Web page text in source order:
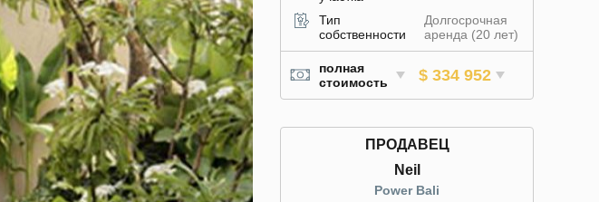
Тип
собственности
Долгосрочная
аренда (20 лет)
полная
стоимость
$ 334 952
ПРОДАВЕЦ
Neil
Power Bali